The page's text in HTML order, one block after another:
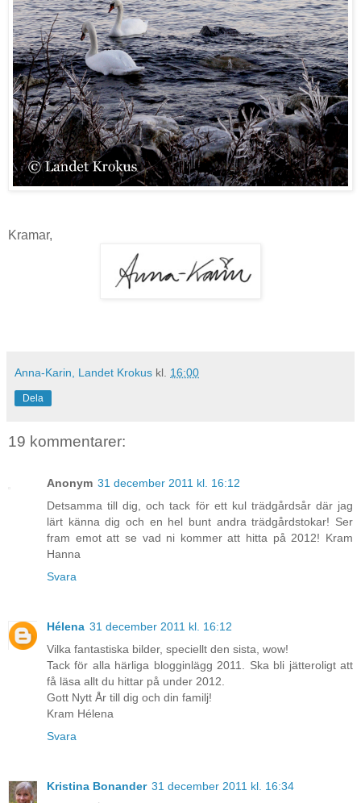
Kramar,
Anna-Karin, Landet Krokus kl. 16:00
Dela
19 kommentarer:
Anonym 31 december 2011 kl. 16:12
Detsamma till dig, och tack för ett kul trädgårdsår där jag
lärt känna dig och en hel bunt andra trädgårdstokar! Ser
fram emot att se vad ni kommer att hitta på 2012! Kram
Hanna
Svara
Hélena 31 december 2011 kl. 16:12
Vilka fantastiska bilder, speciellt den sista, wow!
Tack för alla härliga blogginlägg 2011. Ska bli jätteroligt att
få läsa allt du hittar på under 2012.
Gott Nytt År till dig och din familj!
Kram Hélena
Svara
Kristina Bonander 31 december 2011 kl. 16:34